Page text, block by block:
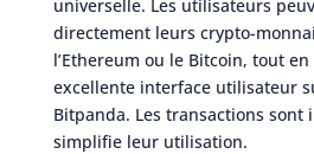
universelle. Les utilisateurs
directement leurs crypto-
l’Ethereum ou le Bitcoin, tout
excellente interface utilisateur
Bitpanda. Les transactions sont
simplifie leur utilisation.